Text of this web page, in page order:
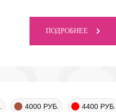
ПОДРОБНЕЕ
4000 РУБ. 4400 РУБ.